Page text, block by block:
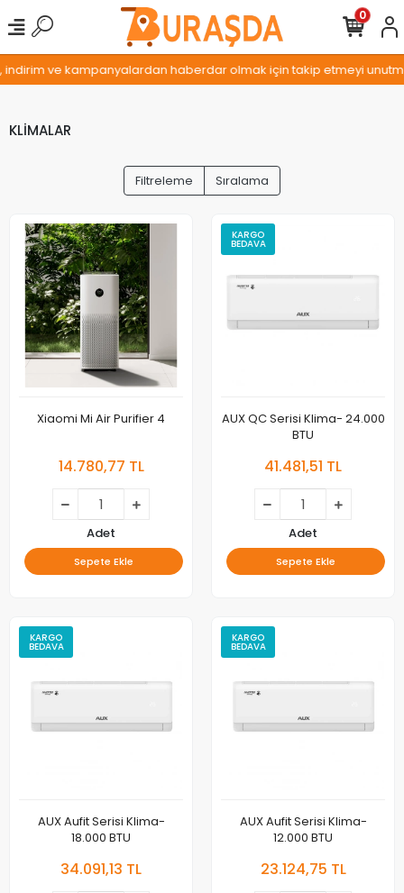
ve kampanyalardan haberdar olmak için takip etmeyi
0
KLİMALAR
Filtreleme Sıralama
Xiaomi Mi Air Purifier 4
14.780,77 TL
Adet
Sepete Ekle
KARGO
BEDAVA
AUX QC Serisi Klima- 24.000
BTU
41.481,51 TL
Adet
Sepete Ekle
KARGO
BEDAVA
AUX Aufit Serisi Klima-
18.000 BTU
34.091,13 TL
KARGO
BEDAVA
AUX Aufit Serisi Klima-
12.000 BTU
23.124,75 TL